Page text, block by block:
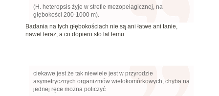
(H. heteropsis żyje w strefie mezopelagicznej, na
głębokości 200-1000 m).
Badania na tych głębokościach nie są ani łatwe ani tanie,
nawet teraz, a co dopiero sto lat temu.
ciekawe jest że tak niewiele jest w przyrodzie
asymetrycznych organizmów wielokomórkowych, chyba na
jednej ręce można policzyć